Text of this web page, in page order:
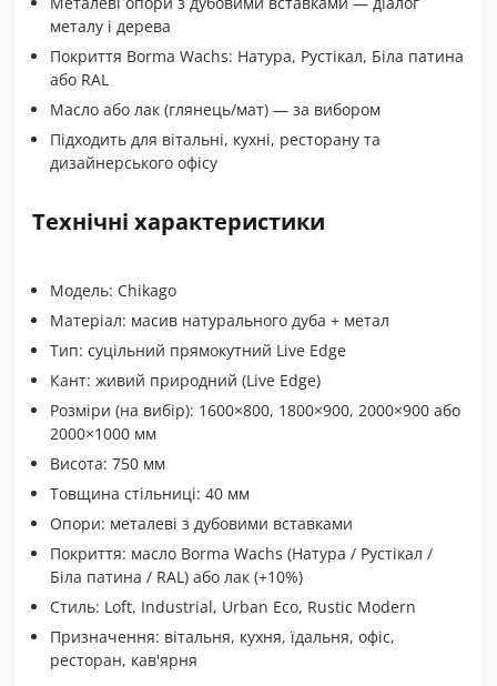
металу і дерева
Покриття Borma Wachs: Натура, Рустікал, Біла патина
або RAL
Масло або лак (глянець/мат) — за вибором
Підходить для вітальні, кухні, ресторану та
дизайнерського офісу
Технічні характеристики
Модель: Chikago
Матеріал: масив натурального дуба + метал
Тип: суцільний прямокутний Live Edge
Кант: живий природний (Live Edge)
Розміри (на вибір): 1600×800, 1800×900, 2000×900 або
2000×1000 мм
Висота: 750 мм
Товщина стільниці: 40 мм
Опори: металеві з дубовими вставками
Покриття: масло Borma Wachs (Натура / Рустікал /
Біла патина / RAL) або лак (+10%)
Стиль: Loft, Industrial, Urban Eco, Rustic Modern
Призначення: вітальня, кухня, їдальня, офіс,
ресторан, кав'ярня